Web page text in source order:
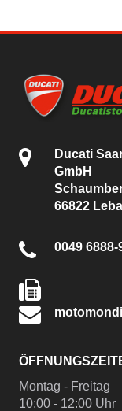
Ducati
GmbH
66822
0049 6888-
Montag - Freitag
10:00 - 12:00 Uhr